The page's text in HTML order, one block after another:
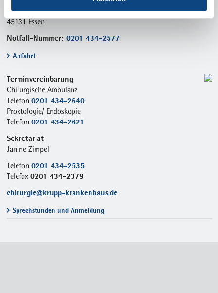
Alfried-Krupp-Straße 21
45131 Essen
Notfall-Nummer:0201 434-2577
Anfahrt
Terminvereinbarung
Chirurgische Ambulanz
Telefon0201 434-2640
Proktologie/ Endoskopie
Telefon0201 434-2621
Sekretariat
Janine Zimpel
Telefon0201 434-2535
Telefax0201 434-2379
chirurgie@krupp-krankenhaus.de
Sprechstunden und Anmeldung